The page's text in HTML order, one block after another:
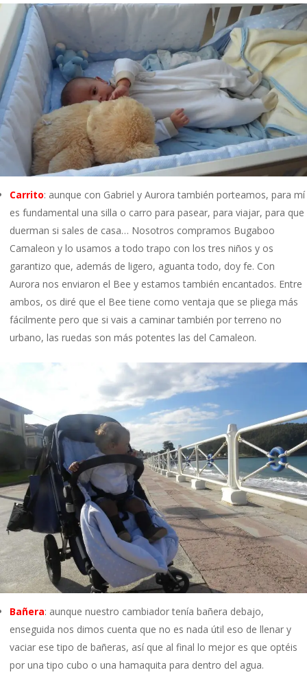
Carrito: aunque con Gabriel y Aurora también porteamos, para mí
es fundamental una silla o carro para pasear, para viajar, para que
duerman si sales de casa… Nosotros compramos Bugaboo
Camaleon y lo usamos a todo trapo con los tres niños y os
garantizo que, además de ligero, aguanta todo, doy fe. Con
Aurora nos enviaron el Bee y estamos también encantados. Entre
ambos, os diré que el Bee tiene como ventaja que se pliega más
fácilmente pero que si vais a caminar también por terreno no
urbano, las ruedas son más potentes las del Camaleon.
Bañera: aunque nuestro cambiador tenía bañera debajo,
enseguida nos dimos cuenta que no es nada útil eso de llenar y
vaciar ese tipo de bañeras, así que al final lo mejor es que optéis
por una tipo cubo o una hamaquita para dentro del agua.